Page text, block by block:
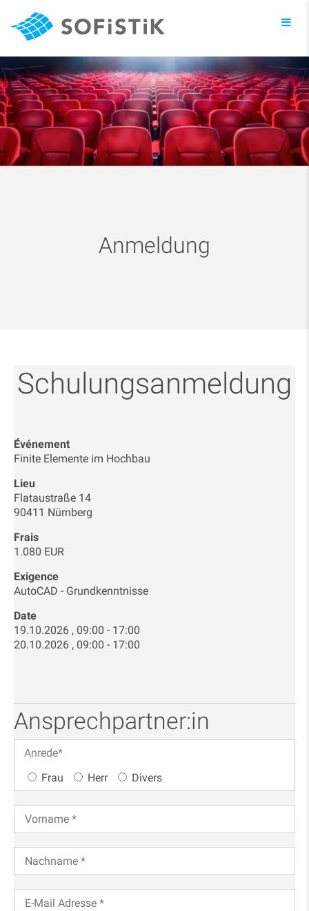
Anmeldung
Schulungsanmeldung
Événement
Finite Elemente im Hochbau
Lieu
Flataustraße 14
90411 Nürnberg
Frais
1.080 EUR
Exigence
AutoCAD - Grundkenntnisse
Date
19.10.2026 , 09:00 - 17:00
20.10.2026 , 09:00 - 17:00
Ansprechpartner:in
Anrede*
Frau
Herr Divers